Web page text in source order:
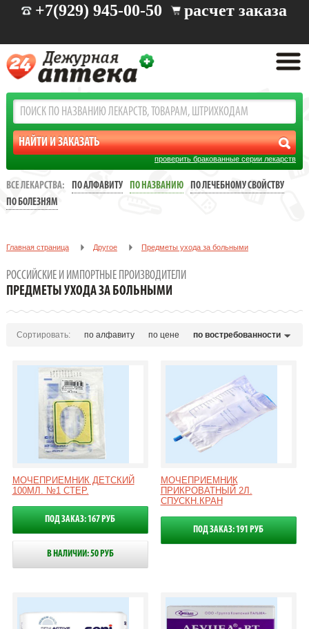
+7(929) 945-00-50 расчет заказа
проверить бракованные серии лекарств
ВСЕ ЛЕКАРСТВА: ПО АЛФАВИТУ ПО НАЗВАНИЮ
ПО ЛЕЧЕБНОМУ СВОЙСТВУ
ПО БОЛЕЗНЯМ
Главная страница Другое Предметы ухода за больными
РОССИЙСКИЕ И ИМПОРТНЫЕ ПРОИЗВОДИТЕЛИ
ПРЕДМЕТЫ УХОДА ЗА БОЛЬНЫМИ
Сортировать: по алфавиту по цене по востребованности
МОЧЕПРИЕМНИК ДЕТСКИЙ
100МЛ. №1 СТЕР.
ПОД ЗАКАЗ: 167 РУБ
В НАЛИЧИИ: 50 РУБ
МОЧЕПРИЕМНИК
ПРИКРОВАТНЫЙ 2Л.
СПУСКН.КРАН
ПОД ЗАКАЗ: 191 РУБ